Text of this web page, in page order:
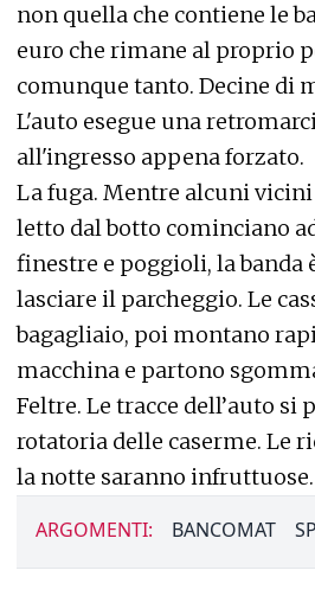
non quella che contiene le
euro che rimane al proprio
comunque tanto. Decine di
L'auto esegue una
all'ingresso appena forzato.
La fuga. Mentre alcuni
letto dal botto cominciano
finestre e poggioli, la banda
lasciare il parcheggio. Le
bagagliaio, poi montano
macchina e partono
Feltre. Le tracce dell’auto si
rotatoria delle caserme. Le
la notte saranno infruttuose.
ARGOMENTI: BANCOMAT